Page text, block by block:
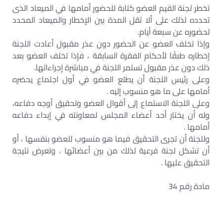
تخطر لجنة القيم العضو كتابة للحضور أمامها في الميعاد الذى
تحدده لذلك على ألا تقل المدة بين الإخطار والميعاد المحدد
لحضوره عن سبعة أيام.
وإذا تخلف العضو عن الحضور دون عذر مقبول أعادت اللجنة
إخطاره طبقًا لأحكام الفقرة السابقة ، فإذا تخلف العضو بعد
ذلك دون عذر مقبول تستمر اللجنة في مباشرة إجراءاتها.
وعلى رئيس اللجنة أن يطلع العضو في أول اجتماع يحضره
أمامها على ما هو منسوب إليه .
وعلى اللجنة الاستماع إلى أقوال العضو وتحقيق أوجه دفاعه،
وله أن يختار أحد أعضاء المجلس لمعاونته في إبداء دفاعه
أمامها .
وللجنة أن تجرى التحقيق فيما هو منسوب للعضو بنفسها ، أو
أن تشكل لجنة فرعية لذلك من بين أعضائها ، وتعرض نتيجة
التحقيق عليها .
مادة رقم 34